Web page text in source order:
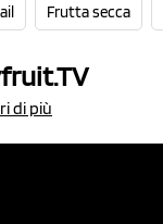
Frutta secca
di più